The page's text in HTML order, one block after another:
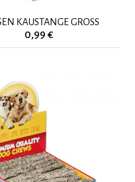
KAUSTANGE GROSS
0,99 €